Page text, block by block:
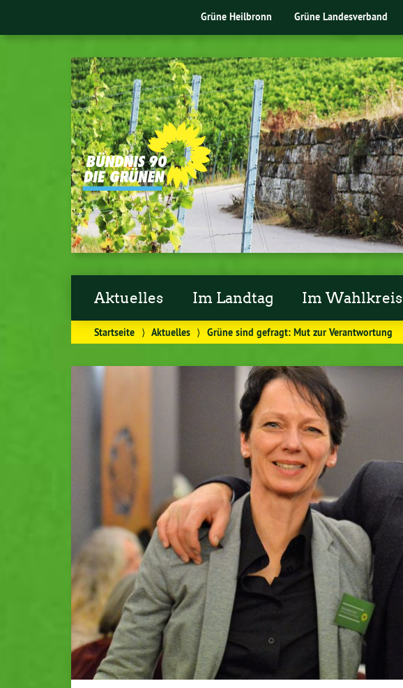
Grüne Heilbronn Grüne Landesverband
Aktuelles Im Landtag Im Wahlkreis
Startseite ⟩ Aktuelles ⟩ Grüne sind gefragt: Mut zur Verantwortung